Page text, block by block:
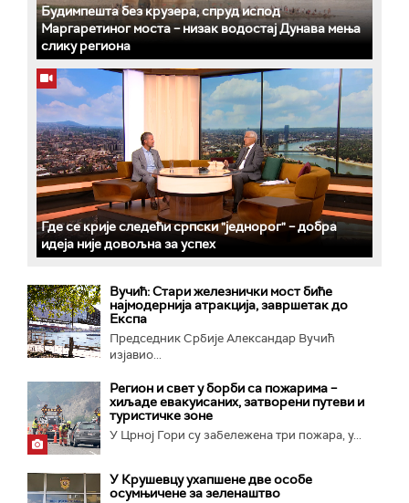
Будимпешта без крузера, спруд испод
Маргаретиног моста – низак водостај Дунава мења
слику региона
Где се крије следећи српски "једнорог" – добра
идеја није довољна за успех
Вучић: Стари железнички мост биће
најмодернија атракција, завршетак до
Експа
Председник Србије Александар Вучић
изјавио...
Регион и свет у борби са пожарима –
хиљаде евакуисаних, затворени путеви и
туристичке зоне
У Црној Гори су забележена три пожара, у...
У Крушевцу ухапшене две особе
осумњичене за зеленаштво